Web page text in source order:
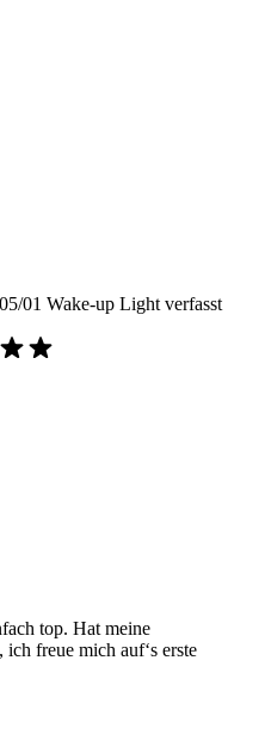
01 Wake-up Light verfasst
top. Hat meine
freue mich auf‘s erste